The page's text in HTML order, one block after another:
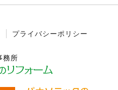
プライバシーポリシー